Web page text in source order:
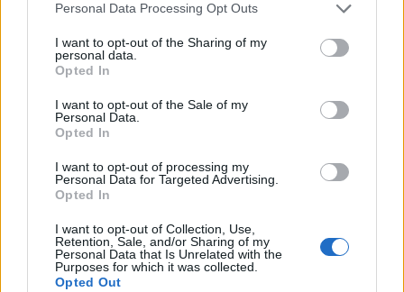
Personal Data Processing Opt Outs
I want to opt-out of the Sharing of my
personal data.
Opted In
I want to opt-out of the Sale of my
Personal Data.
Opted In
I want to opt-out of processing my
Personal Data for Targeted Advertising.
Opted In
I want to opt-out of Collection, Use,
Retention, Sale, and/or Sharing of my
Personal Data that Is Unrelated with the
Purposes for which it was collected.
Opted Out
vero, che ha vinto due scudetti a Napoli. 7
in pagella, clean sheet e messaggio in
etremis mandato a Conte e Milinkovic-
Savic.